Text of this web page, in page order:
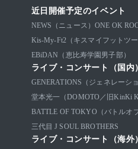
近日開催予定のイベント
NEWS（ニュース） ONE OK
Kis-My-Ft2（キスマイフットツー
EBiDAN（恵比寿学園男子部）
ライブ・コンサート（国内
GENERATIONS（ジェネレーショ
堂本光一（DOMOTO／旧KinKi
BATTLE OF TOKYO（バトルオ
三代目 J SOUL BROTHERS
ライブ・コンサート（海外